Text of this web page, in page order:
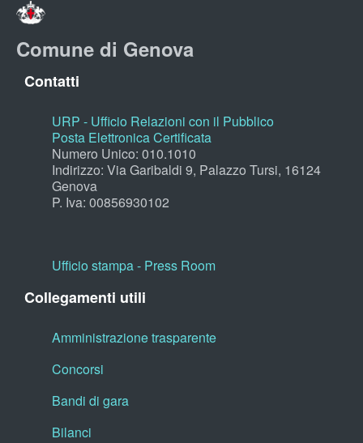
Comune di Genova
Contatti
URP - Ufficio Relazioni con il Pubblico
Posta Elettronica Certificata
Numero Unico: 010.1010
Indirizzo: Via Garibaldi 9, Palazzo Tursi, 16124
Genova
P. Iva: 00856930102
Ufficio stampa - Press Room
Collegamenti utili
Amministrazione trasparente
Concorsi
Bandi di gara
Bilanci